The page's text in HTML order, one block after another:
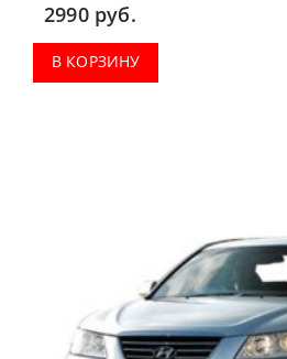
2990 руб.
В КОРЗИНУ